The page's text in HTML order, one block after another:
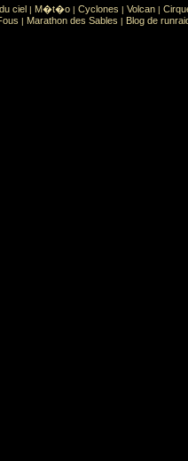
: Sports extr�mes
ciel | M�t�o | Cyclones | Volcan |
| Marathon des Sables | Blog de